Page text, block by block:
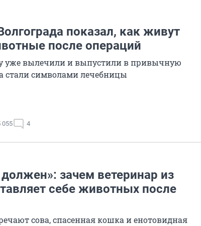
показал, как живут
после операций
уже вылечили и выпустили в привычную
стали символами лечебницы
055 4
зачем ветеринар из
себе животных после
сова, спасенная кошка и енотовидная